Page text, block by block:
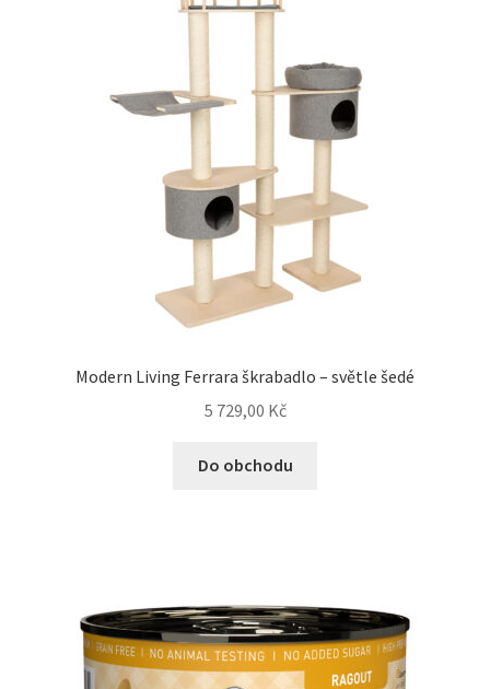
Modern Living Ferrara škrabadlo – světle šedé
5 729,00 Kč
Do obchodu